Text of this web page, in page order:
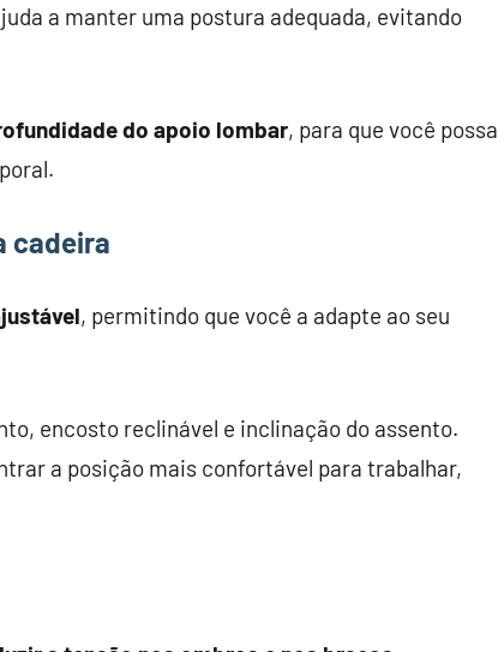
a manter uma postura adequada, evitando
do apoio lombar, para que você possa
cadeira
, permitindo que você a adapte ao seu
encosto reclinável e inclinação do assento.
a posição mais confortável para trabalhar,